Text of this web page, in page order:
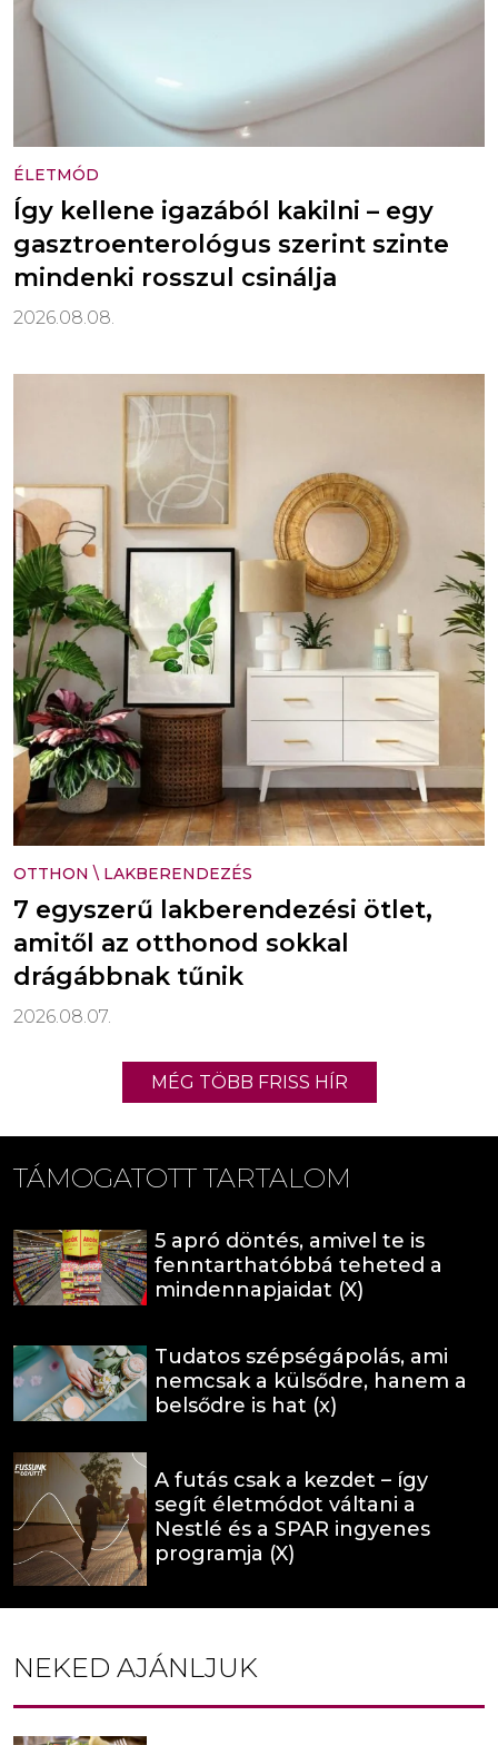
ÉLETMÓD
Így kellene igazából kakilni – egy
gasztroenterológus szerint szinte
mindenki rosszul csinálja
2026.08.08.
OTTHON \ LAKBERENDEZÉS
7 egyszerű lakberendezési ötlet,
amitől az otthonod sokkal
drágábbnak tűnik
2026.08.07.
MÉG TÖBB FRISS HÍR
TÁMOGATOTT TARTALOM
5 apró döntés, amivel te is
fenntarthatóbbá teheted a
mindennapjaidat (X)
Tudatos szépségápolás, ami
nemcsak a külsődre, hanem a
belsődre is hat (x)
A futás csak a kezdet – így
segít életmódot váltani a
Nestlé és a SPAR ingyenes
programja (X)
NEKED AJÁNLJUK